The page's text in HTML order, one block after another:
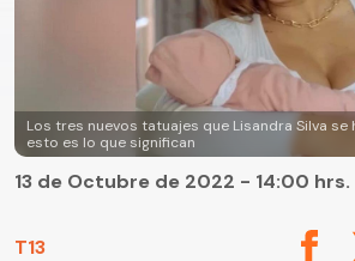
Los tres nuevos tatuajes que Lisandra Silva se
esto es lo que significan
T13
13 de Octubre de 2022 - 14:00 hrs.